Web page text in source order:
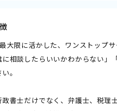
大限に活かした、ワンストップ
相談したらいいかわからない」
。
政書士だけでなく、弁護士、税理